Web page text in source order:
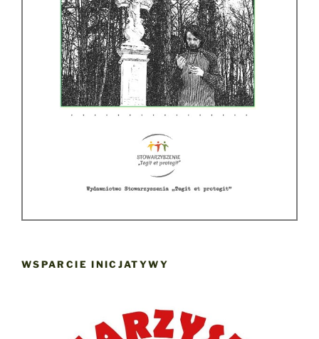
WSPARCIE INICJATYWY